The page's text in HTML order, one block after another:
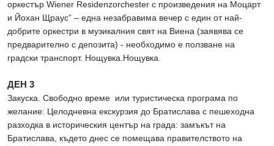
оркестър Wiener Residenzorchester с произведения на Моцарт
и Йохан Щраус” – една незабравима вечер с един от най-
добрите оркестри в музикалния свят на Виена (заявява се
предварително с депозита) - необходимо е ползване на
градски транспорт. Нощувка.Нощувка.
ДЕН 3
Закуска. Свободно време или туристическа програма по
желание: Целодневна екскурзия до Братислава с пешеходна
разходка в историческия център на града: замъкът на
Братислава, където днес се помещава правителството на